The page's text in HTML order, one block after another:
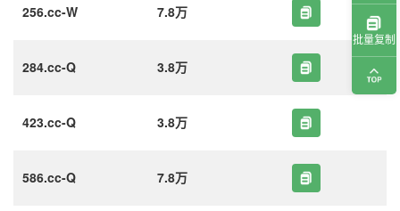
256.cc-W 7.8万
284.cc-Q 3.8万
423.cc-Q 3.8万
586.cc-Q 7.8万
批量复制